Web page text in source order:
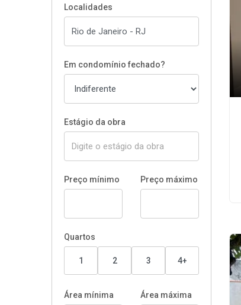
Localidades
Em condomínio fechado?
Estágio da obra
Preço mínimo Preço máximo
Quartos
1 2 3 4+
Área mínima Área máxima